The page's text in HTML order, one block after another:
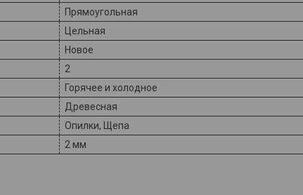
Прямоугольная
Цельная
Новое
2
Горячее и холодное
Древесная
Опилки, Щепа
2 мм